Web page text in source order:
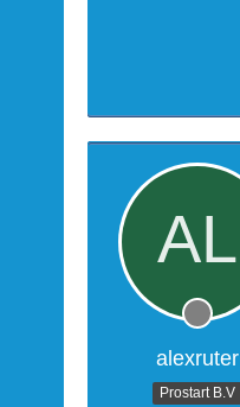
alexruter
Prostart B.V